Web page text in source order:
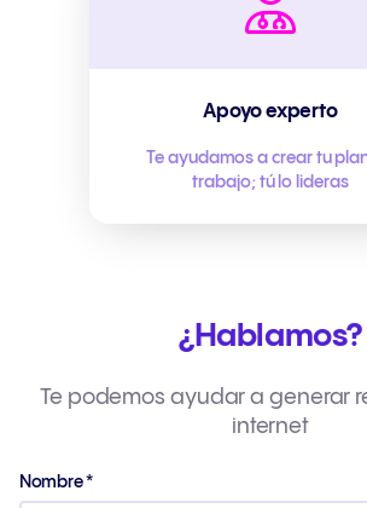
Apoyo experto
Te ayudamos a crear tu
trabajo; tú lo lideras
¿Hablamos?
Te podemos ayudar a generar
internet
Nombre*